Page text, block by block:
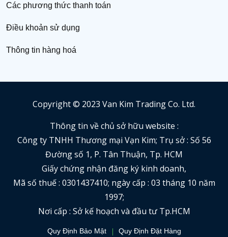
Các phương thức thanh toán
Điều khoản sử dụng
Thông tin hàng hoá
Copyright © 2023 Van Kim Trading Co. Ltd.
Thông tin về chủ sở hữu website :
Công ty TNHH Thương mại Vạn Kim; Trụ sở : Số 56
Đường số 1, P. Tân Thuận, Tp. HCM
Giấy chứng nhận đăng ký kinh doanh,
Mã số thuế : 0301437410; ngày cấp : 03 tháng 10 năm
1997;
Nơi cấp : Sở kế hoạch và đầu tư Tp.HCM
Quy Định Bảo Mật Quy Định Đặt Hàng